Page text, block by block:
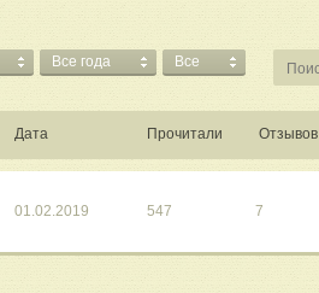
Все года Все
Дата Прочитали Отзывов
01.02.2019 547 7